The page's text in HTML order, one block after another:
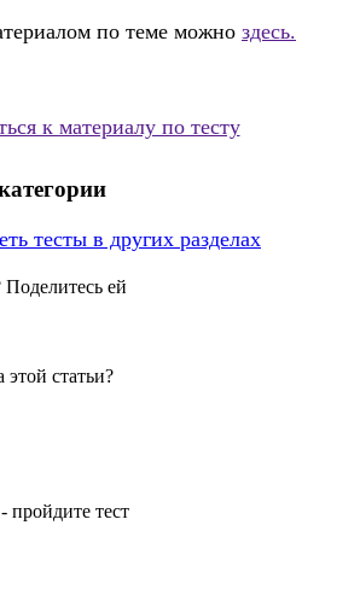
по теме можно здесь.
к материалу по тесту
тесты в других разделах
Поделитесь ей
статьи?
пройдите тест